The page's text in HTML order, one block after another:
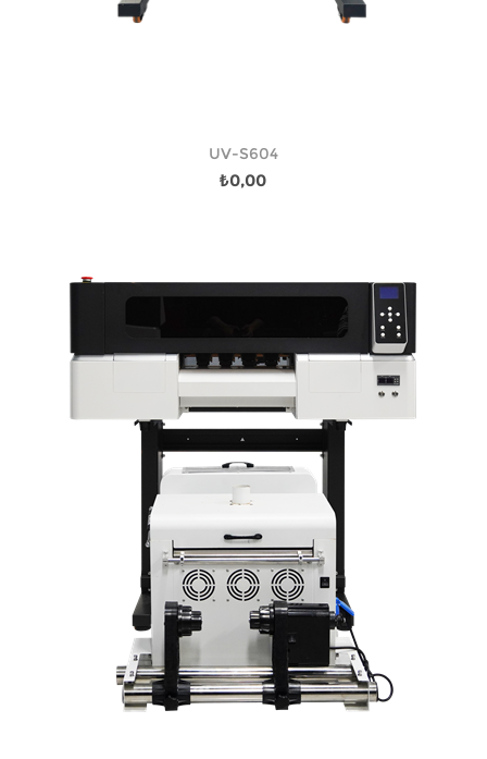
UV-S604
₺0,00